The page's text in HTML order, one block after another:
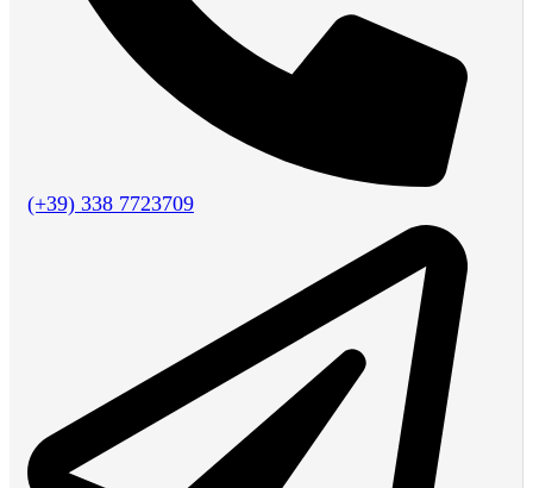
(+39) 338 7723709